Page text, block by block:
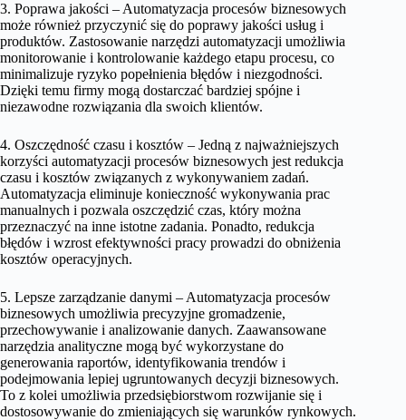
3. Poprawa jakości – Automatyzacja procesów biznesowych
może również przyczynić się do poprawy jakości usług i
produktów. Zastosowanie narzędzi automatyzacji umożliwia
monitorowanie i kontrolowanie każdego etapu procesu, co
minimalizuje ryzyko popełnienia błędów i niezgodności.
Dzięki temu firmy mogą dostarczać bardziej spójne i
niezawodne rozwiązania dla swoich klientów.
4. Oszczędność czasu i kosztów – Jedną z najważniejszych
korzyści automatyzacji procesów biznesowych jest redukcja
czasu i kosztów związanych z wykonywaniem zadań.
Automatyzacja eliminuje konieczność wykonywania prac
manualnych i pozwala oszczędzić czas, który można
przeznaczyć na inne istotne zadania. Ponadto, redukcja
błędów i wzrost efektywności pracy prowadzi do obniżenia
kosztów operacyjnych.
5. Lepsze zarządzanie danymi – Automatyzacja procesów
biznesowych umożliwia precyzyjne gromadzenie,
przechowywanie i analizowanie danych. Zaawansowane
narzędzia analityczne mogą być wykorzystane do
generowania raportów, identyfikowania trendów i
podejmowania lepiej ugruntowanych decyzji biznesowych.
To z kolei umożliwia przedsiębiorstwom rozwijanie się i
dostosowywanie do zmieniających się warunków rynkowych.